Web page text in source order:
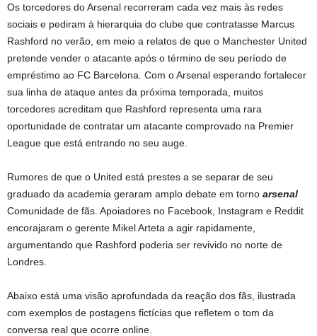
Os torcedores do Arsenal recorreram cada vez mais às redes
sociais e pediram à hierarquia do clube que contratasse Marcus
Rashford no verão, em meio a relatos de que o Manchester United
pretende vender o atacante após o término de seu período de
empréstimo ao FC Barcelona. Com o Arsenal esperando fortalecer
sua linha de ataque antes da próxima temporada, muitos
torcedores acreditam que Rashford representa uma rara
oportunidade de contratar um atacante comprovado na Premier
League que está entrando no seu auge.
Rumores de que o United está prestes a se separar de seu
graduado da academia geraram amplo debate em torno arsenal
Comunidade de fãs. Apoiadores no Facebook, Instagram e Reddit
encorajaram o gerente Mikel Arteta a agir rapidamente,
argumentando que Rashford poderia ser revivido no norte de
Londres.
Abaixo está uma visão aprofundada da reação dos fãs, ilustrada
com exemplos de postagens fictícias que refletem o tom da
conversa real que ocorre online.